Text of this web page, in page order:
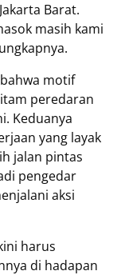
Barat.
masih kami
motif
peredaran
Keduanya
yang layak
jalan pintas
pengedar
aksi
harus
di hadapan